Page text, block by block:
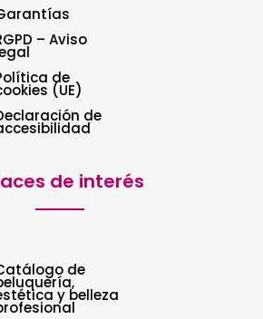
– Aviso
de
(UE)
de
de interés
de
y belleza